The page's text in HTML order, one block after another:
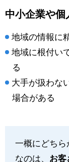
中小企業や個
地域の情報に
地域に根付い
る
大手が扱わな
場合がある
一概にどち
なのは、 お客